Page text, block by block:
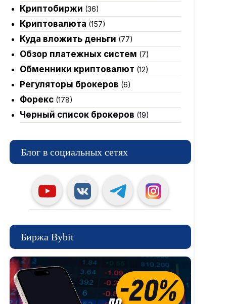
Криптобиржи (36)
Криптовалюта (157)
Куда вложить деньги (77)
Обзор платежных систем (7)
Обменники криптовалют (12)
Регуляторы брокеров (6)
Форекс(178)
Черный список брокеров (19)
Блог в социальных сетях
Биржа Bybit